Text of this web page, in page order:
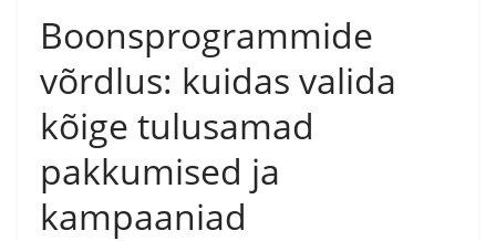
Boonsprogrammide
võrdlus: kuidas valida
kõige tulusamad
pakkumised ja
kampaaniad